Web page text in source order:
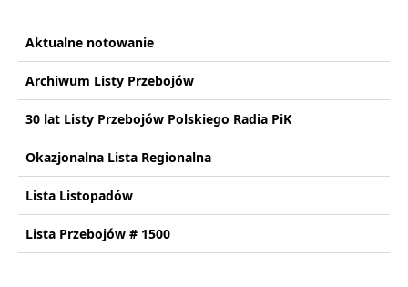
Aktualne notowanie
Archiwum Listy Przebojów
30 lat Listy Przebojów Polskiego Radia PiK
Okazjonalna Lista Regionalna
Lista Listopadów
Lista Przebojów # 1500